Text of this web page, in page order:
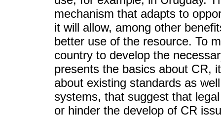
mechanism that adapts to
it will allow, among other
better use of the resource. To
country to develop the
presents the basics about CR,
about existing standards as
systems, that suggest that
or hinder the develop of CR